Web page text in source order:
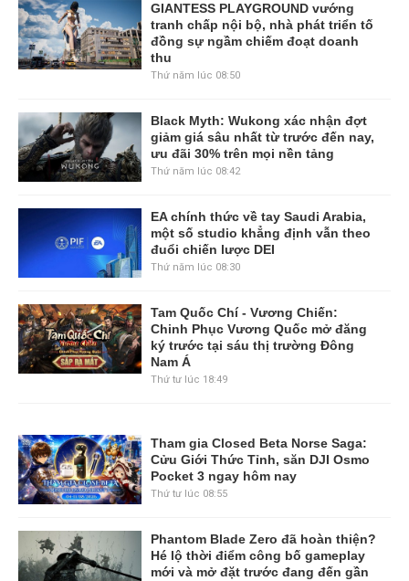
GIANTESS PLAYGROUND vướng
tranh chấp nội bộ, nhà phát triển tố
đồng sự ngầm chiếm đoạt doanh
thu
Thứ năm lúc 08:50
Black Myth: Wukong xác nhận đợt
giảm giá sâu nhất từ trước đến nay,
ưu đãi 30% trên mọi nền tảng
Thứ năm lúc 08:42
EA chính thức về tay Saudi Arabia,
một số studio khẳng định vẫn theo
đuổi chiến lược DEI
Thứ năm lúc 08:30
Tam Quốc Chí - Vương Chiến:
Chinh Phục Vương Quốc mở đăng
ký trước tại sáu thị trường Đông
Nam Á
Thứ tư lúc 18:49
Tham gia Closed Beta Norse Saga:
Cửu Giới Thức Tỉnh, săn DJI Osmo
Pocket 3 ngay hôm nay
Thứ tư lúc 08:55
Phantom Blade Zero đã hoàn thiện?
Hé lộ thời điểm công bố gameplay
mới và mở đặt trước đang đến gần